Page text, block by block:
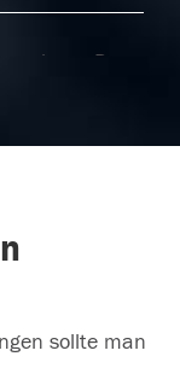
Pass
sollte man